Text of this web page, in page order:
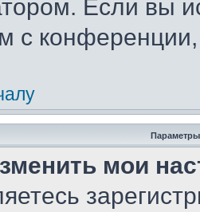
Если вы
с
Параметры
мои